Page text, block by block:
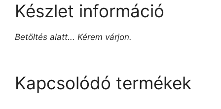
Készlet információ
Betöltés alatt... Kérem várjon.
Kapcsolódó termékek